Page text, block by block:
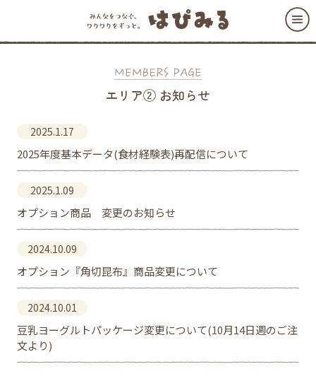
エリア② お知らせ
2025.1.17
2025年度基本データ(食材経験表)再配信について
2025.1.09
オプション商品 変更のお知らせ
2024.10.09
オプション『角切昆布』商品変更について
2024.10.01
豆乳ヨーグルトパッケージ変更について(10月14日週のご注
文より)